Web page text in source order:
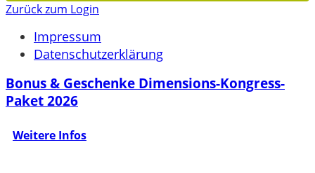
Zurück zum Login
Impressum
Datenschutzerklärung
Bonus & Geschenke Dimensions-Kongress-
Paket 2026
Weitere Infos